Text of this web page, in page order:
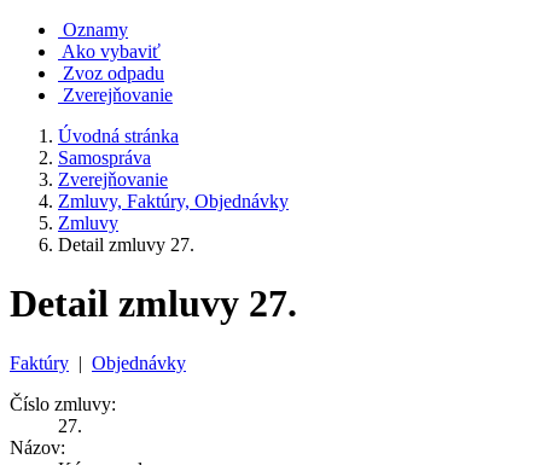
Oznamy
Ako vybaviť
Zvoz odpadu
Zverejňovanie
Úvodná stránka
Samospráva
Zverejňovanie
Zmluvy, Faktúry, Objednávky
Zmluvy
Detail zmluvy 27.
Detail zmluvy 27.
Faktúry | Objednávky
Číslo zmluvy:
27.
Názov: